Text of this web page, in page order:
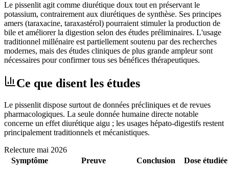
Le pissenlit agit comme diurétique doux tout en préservant le
potassium, contrairement aux diurétiques de synthèse. Ses principes
amers (taraxacine, taraxastérol) pourraient stimuler la production de
bile et améliorer la digestion selon des études préliminaires. L'usage
traditionnel millénaire est partiellement soutenu par des recherches
modernes, mais des études cliniques de plus grande ampleur sont
nécessaires pour confirmer tous ses bénéfices thérapeutiques.
Ce que disent les études
Le pissenlit dispose surtout de données précliniques et de revues
pharmacologiques. La seule donnée humaine directe notable
concerne un effet diurétique aigu ; les usages hépato-digestifs restent
principalement traditionnels et mécanistiques.
Relecture mai 2026
Symptôme
Preuve Conclusion Dose étudiée